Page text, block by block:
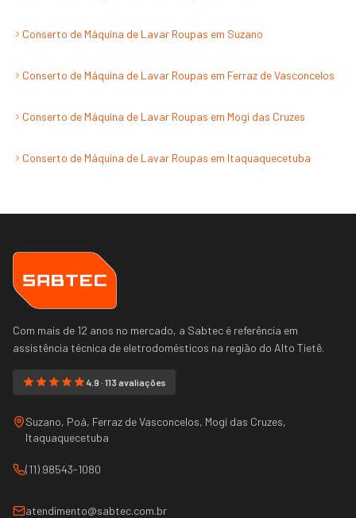
Conserto de Máquina de Lavar Roupas em Suzano
Conserto de Máquina de Lavar Roupas em Ferraz de Vasconcelos
Conserto de Máquina de Lavar Roupas em Mogi das Cruzes
Conserto de Máquina de Lavar Roupas em Itaquaquecetuba
Com mais de 12 anos no mercado, a Sabtec é referência em
assistência técnica de eletrodomésticos na região do Alto Tietê.
4.9 · 113 avaliações
Suzano, Poá, Ferraz de Vasconcelos, Mogi das Cruzes,
Itaquaquecetuba
(11) 98543-1080
atendimento@sabtec.com.br